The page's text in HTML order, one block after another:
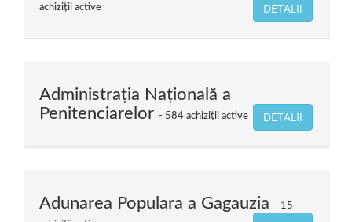
achiziții active
DETALII
Administrația Națională a
Penitenciarelor
584 achiziții active DETALII
Adunarea Populara a Gagauzia
15